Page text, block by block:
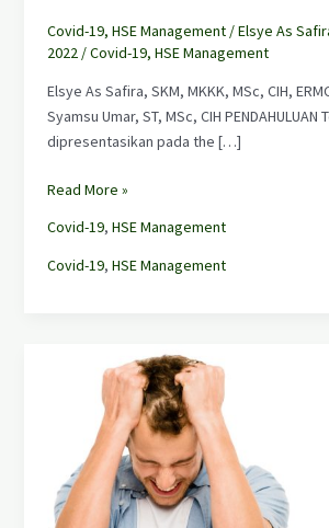
Covid-19, HSE Management/Elsye As
2022 /Covid-19, HSE Management
Elsye As Safira, SKM, MKKK, MSc, CIH,
Syamsu Umar, ST, MSc, CIH PENDAHULUAN
dipresentasikan pada the […]
Read More »
Covid-19, HSE Management
Covid-19, HSE Management
Pandemi
COVID-